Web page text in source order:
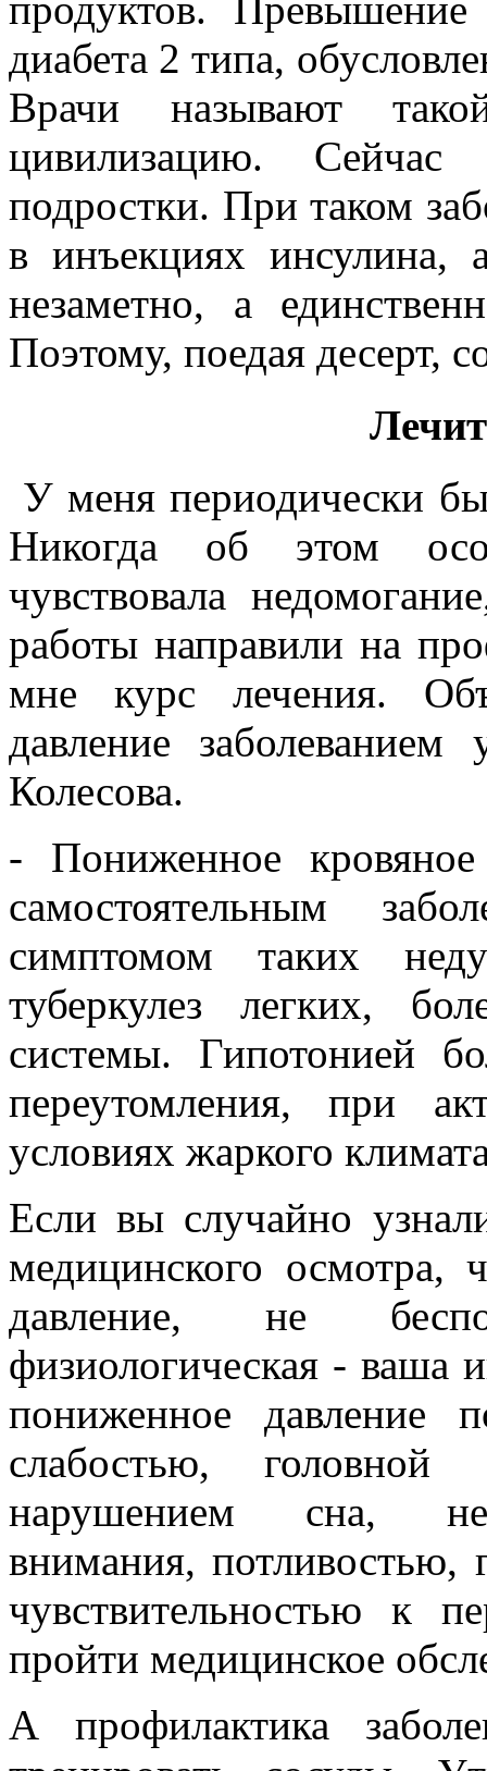
продуктов.
диабета 2 типа,
Врачи называют
цивилизацию. Сейчас
подростки. При таком
в инъекциях инсулина,
незаметно, а
Поэтому, поедая десерт,
У меня периодически
Никогда об этом
чувствовала
работы направили на
мне курс лечения.
давление
Колесова.
- Пониженное кровяное
самостоятельным
симптомом таких
туберкулез легких,
системы. Гипотонией
переутомления, при
условиях жаркого
Если вы случайно
медицинского осмотра,
давление, не
физиологическая - ваша
пониженное давление
слабостью, головной
нарушением сна,
внимания, потливостью,
чувствительностью к
пройти медицинское
А профилактика